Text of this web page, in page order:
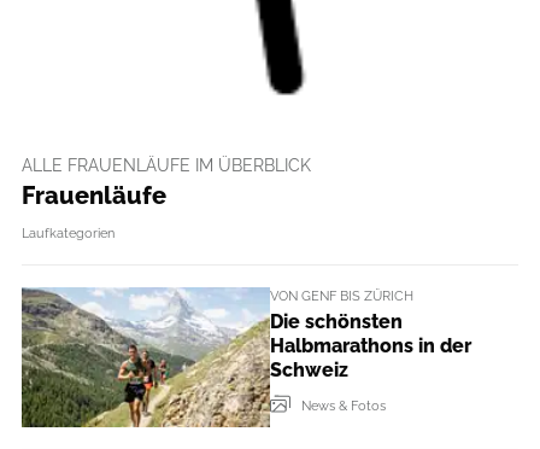
ALLE FRAUENLÄUFE IM ÜBERBLICK
Frauenläufe
Laufkategorien
VON GENF BIS ZÜRICH
Die schönsten
Halbmarathons in der
Schweiz
News & Fotos